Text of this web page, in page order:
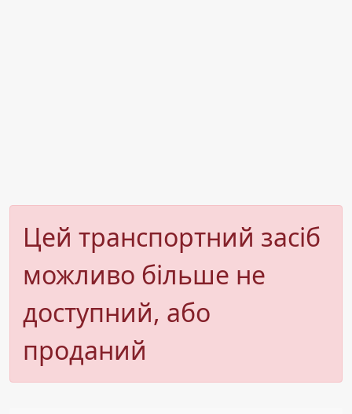
Цей транспортний засіб
можливо більше не
доступний, або
проданий